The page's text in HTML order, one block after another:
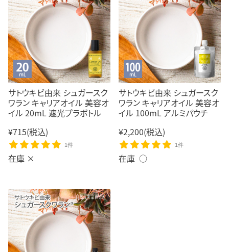
サトウキビ由来 シュガースク
ワラン キャリアオイル 美容オ
イル 20mL 遮光プラボトル
¥715(税込)
1件
在庫 ×
サトウキビ由来 シュガースク
ワラン キャリアオイル 美容オ
イル 100mL アルミパウチ
¥2,200(税込)
1件
在庫 ○